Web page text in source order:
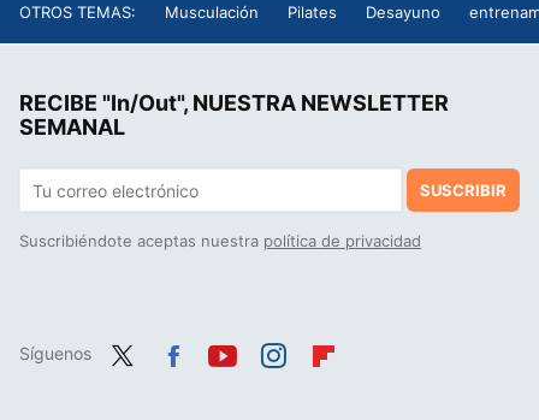
OTROS TEMAS: Musculación Pilates Desayuno
RECIBE "In/Out", NUESTRA NEWSLETTER
SEMANAL
SUSCRIBIR
Suscribiéndote aceptas nuestra política de privacidad
Síguenos